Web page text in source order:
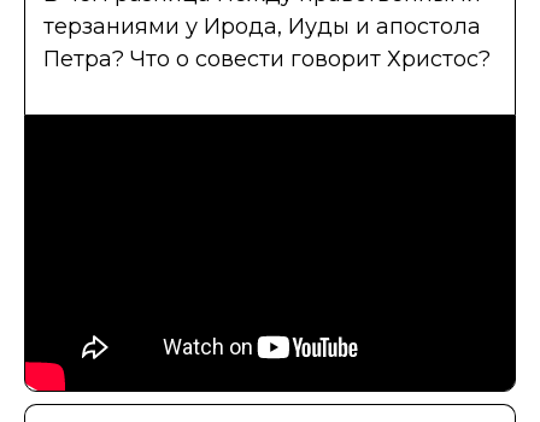
терзаниями у Ирода, Иуды и апостола
Петра? Что о совести говорит Христос?